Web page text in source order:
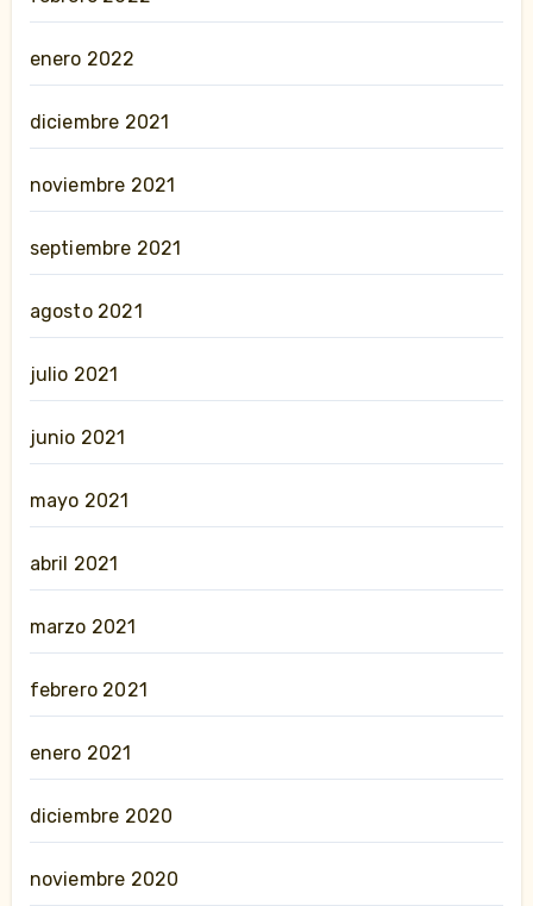
enero 2022
diciembre 2021
noviembre 2021
septiembre 2021
agosto 2021
julio 2021
junio 2021
mayo 2021
abril 2021
marzo 2021
febrero 2021
enero 2021
diciembre 2020
noviembre 2020